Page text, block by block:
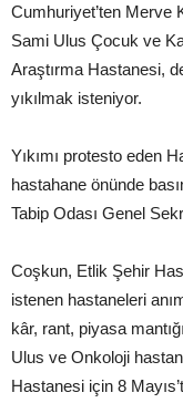
Cumhuriyet’ten Merve
Sami Ulus Çocuk ve
Araştırma Hastanesi,
yıkılmak isteniyor.
Yıkımı protesto eden
hastahane önünde
Tabip Odası Genel
Coşkun, Etlik Şehir
istenen hastaneleri
kâr, rant, piyasa
Ulus ve Onkoloji
Hastanesi için 8